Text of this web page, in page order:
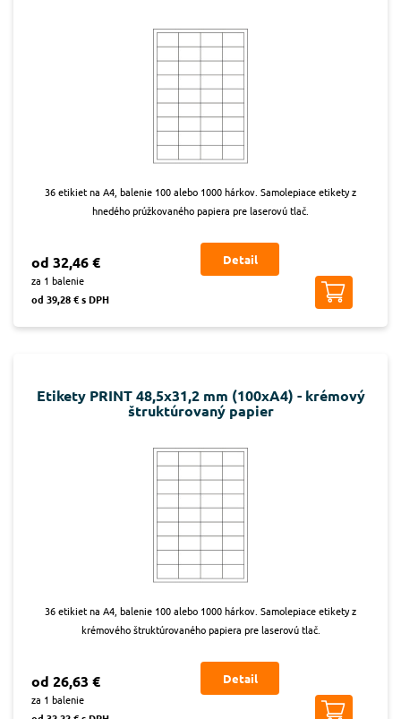
36 etikiet na A4, balenie 100 alebo 1000 hárkov. Samolepiace etikety z
hnedého prúžkovaného papiera pre laserovú tlač.
od 32,46 €
za 1 balenie
od 39,28 € s DPH
Detail
Etikety PRINT 48,5x31,2 mm (100xA4) - krémový
štruktúrovaný papier
36 etikiet na A4, balenie 100 alebo 1000 hárkov. Samolepiace etikety z
krémového štruktúrovaného papiera pre laserovú tlač.
od 26,63 €
za 1 balenie
Detail